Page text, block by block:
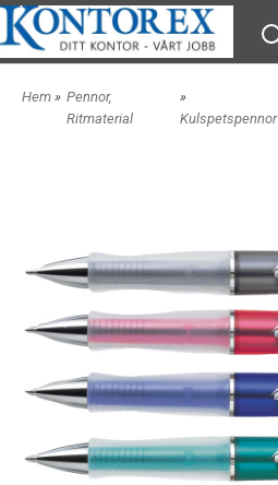
Hem » Pennor,
Ritmaterial
»
Kulspetspennor